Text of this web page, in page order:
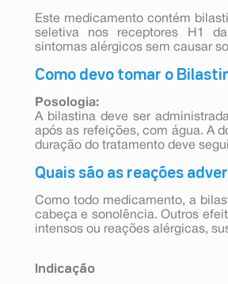
Este medicamento contém
seletiva nos receptores H1
sintomas alérgicos sem causar
Como devo tomar o
Posologia:
A bilastina deve ser
após as refeições, com água. A
duração do tratamento deve
Quais são as reações
Como todo medicamento, a
cabeça e sonolência. Outros
intensos ou reações alérgicas,
Indicação